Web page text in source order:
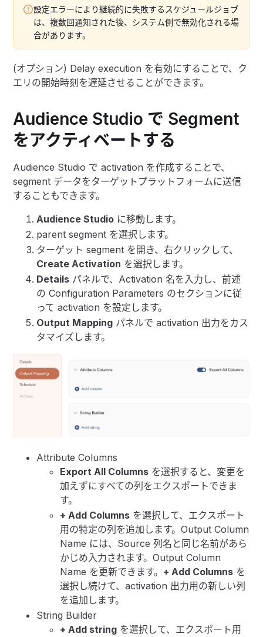
設定エラーにより継続的に失敗するスケジュールジョブ
は、複数回通知された後、システム側で無効化される場
合があります。
(オプション) Delay execution を有効にすることで、ク
エリの開始時刻を遅延させることができます。
Audience Studio で Segment
をアクティベートする
Audience Studio で activation を作成することで、
segment データをターゲットプラットフォームに送信
することもできます。
Audience Studio に移動します。
parent segment を選択します。
ターゲット segment を開き、右クリックして、
Create Activation を選択します。
Details パネルで、Activation 名を入力し、前述
の Configuration Parameters のセクションに従
って activation を設定します。
Output Mapping パネルで activation 出力をカス
タマイズします。
Attribute Columns
Export All Columns を選択すると、変更を
加えずにすべての列をエクスポートできま
す。
+ Add Columns を選択して、エクスポート
用の特定の列を追加します。Output Column
Name には、Source 列名と同じ名前があら
かじめ入力されます。Output Column
Name を更新できます。 + Add Columns を
選択し続けて、activation 出力用の新しい列
を追加します。
String Builder
+ Add string を選択して、エクスポート用